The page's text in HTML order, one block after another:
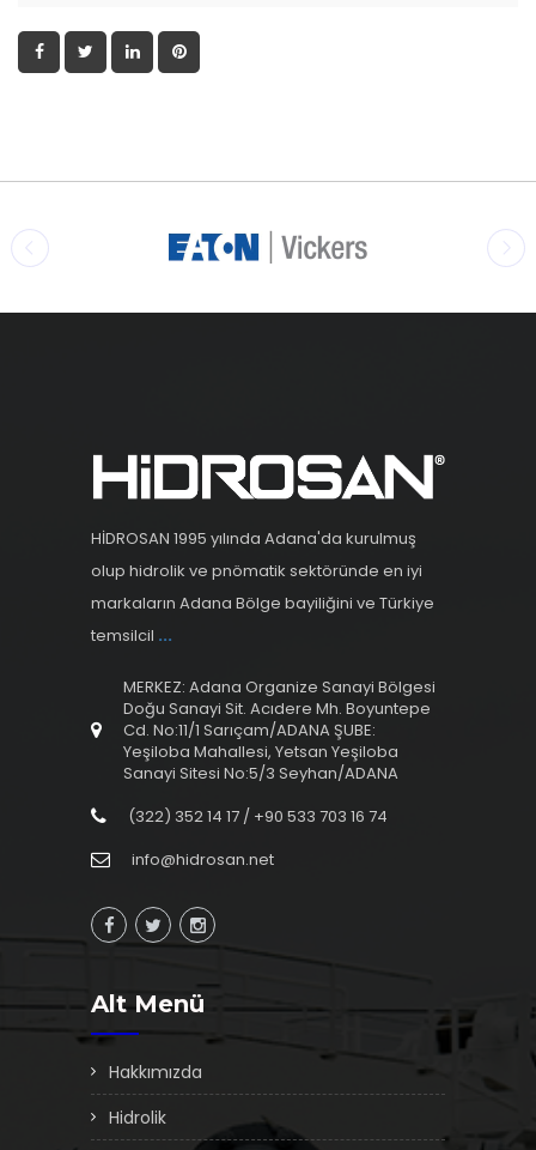
HİDROSAN 1995 yılında Adana'da kurulmuş
olup hidrolik ve pnömatik sektöründe en iyi
markaların Adana Bölge bayiliğini ve Türkiye
temsilcil ...
MERKEZ: Adana Organize Sanayi Bölgesi
Doğu Sanayi Sit. Acıdere Mh. Boyuntepe
Cd. No:11/1 Sarıçam/ADANA ŞUBE:
Yeşiloba Mahallesi, Yetsan Yeşiloba
Sanayi Sitesi No:5/3 Seyhan/ADANA
(322) 352 14 17 / +90 533 703 16 74
info@hidrosan.net
Alt Menü
Hakkımızda
Hidrolik